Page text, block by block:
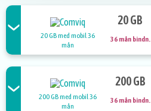
20 GB med mobil 36
mån
20 GB
36 mån bindn.
200 GB med mobil 36
mån
200 GB
36 mån bindn.